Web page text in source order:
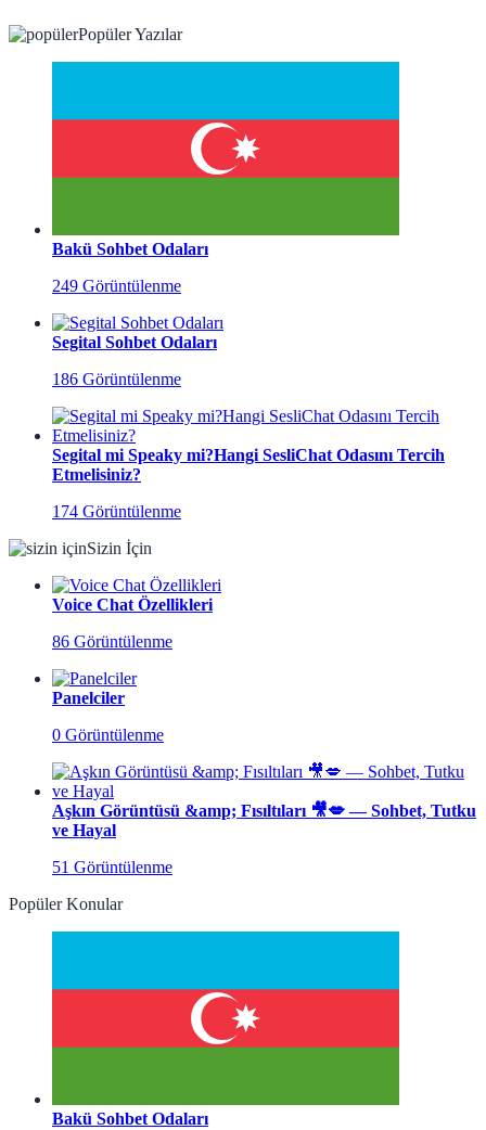
Popüler Yazılar
Bakü Sohbet Odaları
249 Görüntülenme
Segital Sohbet Odaları
186 Görüntülenme
Segital mi Speaky mi?Hangi SesliChat Odasını Tercih
Etmelisiniz?
174 Görüntülenme
Sizin İçin
Voice Chat Özellikleri
86 Görüntülenme
Panelciler
0 Görüntülenme
Aşkın Görüntüsü &amp; Fısıltıları 🎥💋 — Sohbet, Tutku
ve Hayal
51 Görüntülenme
Popüler Konular
Bakü Sohbet Odaları